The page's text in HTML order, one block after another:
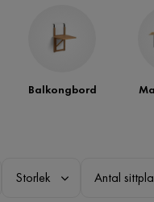
Balkongbord
Storlek Antal